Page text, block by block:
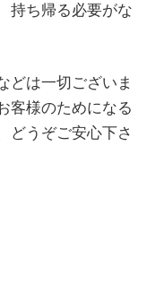
持ち帰る必要がな
どは一切ございま
客様のためになる
どうぞご安心下さ